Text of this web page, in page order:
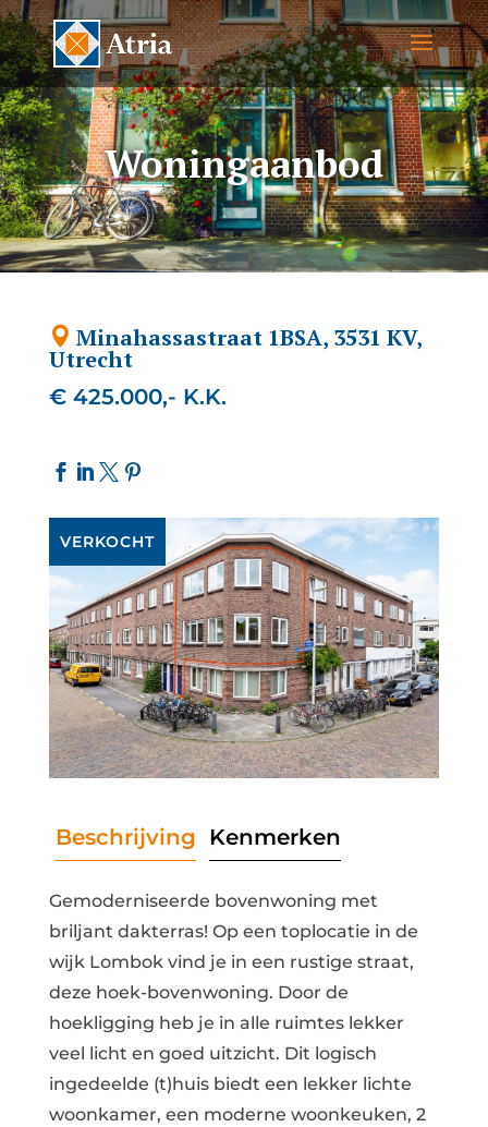
Woningaanbod
Minahassastraat 1BSA, 3531 KV,
Utrecht
€ 425.000,- K.K.
VERKOCHT
Beschrijving Kenmerken
Gemoderniseerde bovenwoning met
briljant dakterras! Op een toplocatie in de
wijk Lombok vind je in een rustige straat,
deze hoek-bovenwoning. Door de
hoekligging heb je in alle ruimtes lekker
veel licht en goed uitzicht. Dit logisch
ingedeelde (t)huis biedt een lekker lichte
woonkamer, een moderne woonkeuken, 2